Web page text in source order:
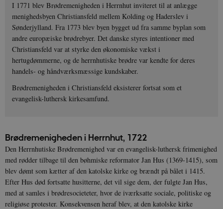
I 1771 blev Brødremenigheden i Herrnhut inviteret til at anlægge
menighedsbyen Christiansfeld mellem Kolding og Haderslev i
Sønderjylland. Fra 1773 blev byen bygget ud fra samme byplan som
andre europæiske brødrebyer. Det danske styres intentioner med
Christiansfeld var at styrke den økonomiske vækst i
hertugdømmerne, og de herrnhutiske brødre var kendte for deres
handels- og håndværksmæssige kundskaber.
Brødremenigheden i Christiansfeld eksisterer fortsat som et
evangelisk-luthersk kirkesamfund.
Brødremenigheden i Herrnhut, 1722
Den Herrnhutiske Brødremenighed var en evangelisk-luthersk frimenighed
med rødder tilbage til den bøhmiske reformator Jan Hus (1369-1415), som
blev dømt som kætter af den katolske kirke og brændt på bålet i 1415.
Efter Hus død fortsatte husitterne, det vil sige dem, der fulgte Jan Hus,
med at samles i brødresocieteter, hvor de iværksatte sociale, politiske og
religiøse protester. Konsekvensen heraf blev, at den katolske kirke